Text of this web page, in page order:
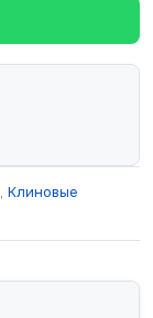
, Клиновые